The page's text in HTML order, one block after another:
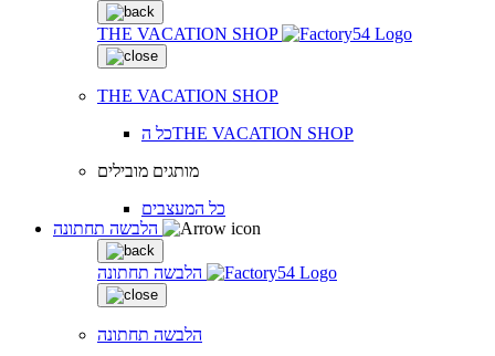
THE VACATION SHOP
THE VACATION SHOP
כל הTHE VACATION SHOP
מותגים מובילים
כל המעצבים
הלבשה תחתונה
הלבשה תחתונה